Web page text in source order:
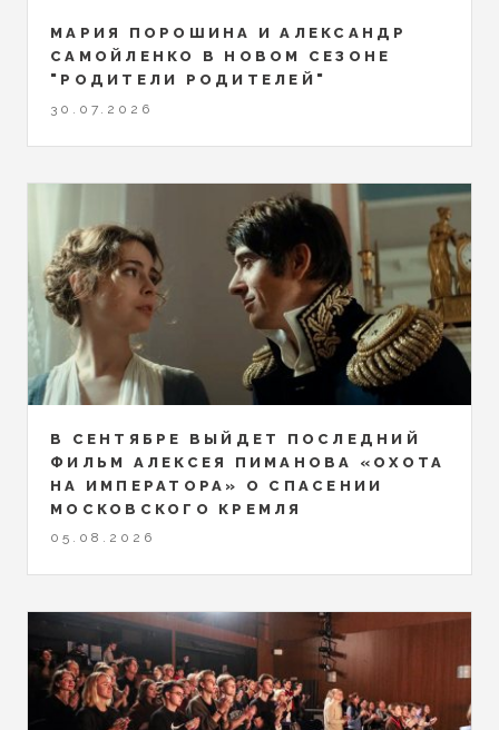
МАРИЯ ПОРОШИНА И АЛЕКСАНДР
САМОЙЛЕНКО В НОВОМ СЕЗОНЕ
"РОДИТЕЛИ РОДИТЕЛЕЙ"
30.07.2026
В СЕНТЯБРЕ ВЫЙДЕТ ПОСЛЕДНИЙ
ФИЛЬМ АЛЕКСЕЯ ПИМАНОВА «ОХОТА
НА ИМПЕРАТОРА» О СПАСЕНИИ
МОСКОВСКОГО КРЕМЛЯ
05.08.2026